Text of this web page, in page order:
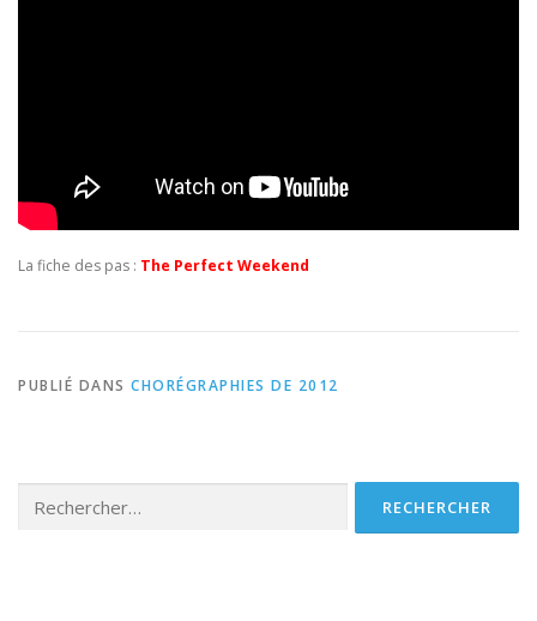
La fiche des pas : The Perfect Weekend
PUBLIÉ DANS CHORÉGRAPHIES DE 2012